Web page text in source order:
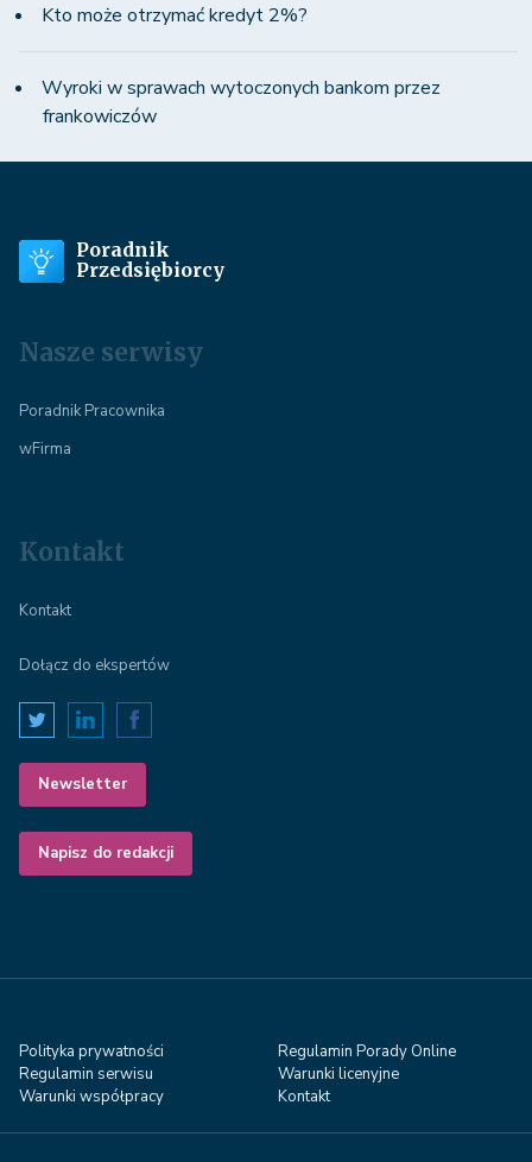
Kto może otrzymać kredyt 2%?
Wyroki w sprawach wytoczonych bankom przez
frankowiczów
Poradnik
Przedsiębiorcy
Nasze serwisy
Poradnik Pracownika
wFirma
Kontakt
Kontakt
Dołącz do ekspertów
Newsletter
Napisz do redakcji
Polityka prywatności
Regulamin Porady Online
Regulamin serwisu
Warunki licenyjne
Warunki współpracy
Kontakt